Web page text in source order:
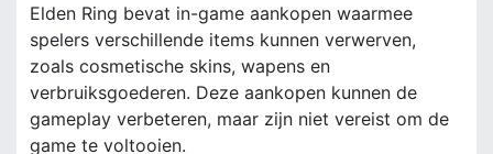
Elden Ring bevat in-game aankopen waarmee
spelers verschillende items kunnen verwerven,
zoals cosmetische skins, wapens en
verbruiksgoederen. Deze aankopen kunnen de
gameplay verbeteren, maar zijn niet vereist om de
game te voltooien.